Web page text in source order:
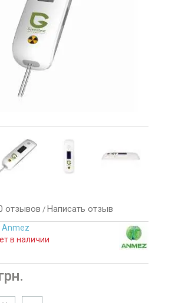
отзывов / Написать отзыв
Anmez
в наличии